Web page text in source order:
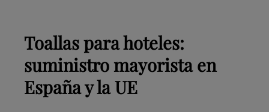
Toallas para hoteles:
suministro mayorista en
España y la UE